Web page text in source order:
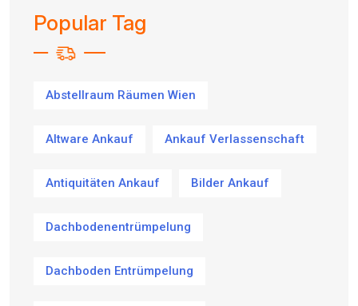
Popular Tag
Abstellraum Räumen Wien
Altware Ankauf Ankauf Verlassenschaft
Antiquitäten Ankauf Bilder Ankauf
Dachbodenentrümpelung
Dachboden Entrümpelung